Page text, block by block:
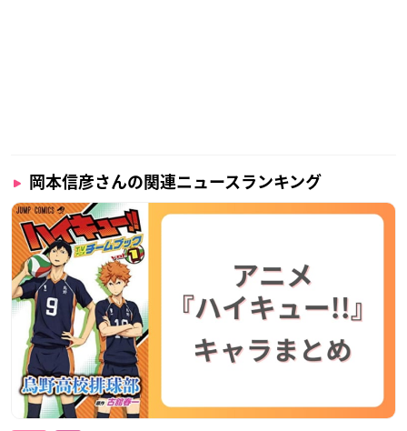
岡本信彦さんの関連ニュースランキング